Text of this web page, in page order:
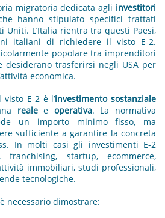
migratoria dedicata agli investitori
hanno stipulato specifici trattati
Uniti. L’Italia rientra tra questi Paesi,
italiani di richiedere il visto E-2.
popolare tra imprenditori
trasferirsi negli USA per
economica.
E-2 è l’investimento sostanziale
realee operativa. La normativa
un importo minimo fisso, ma
sufficiente a garantire la concreta
In molti casi gli investimenti E-2
franchising, startup, ecommerce,
immobiliari, studi professionali,
tecnologiche.
necessario dimostrare: